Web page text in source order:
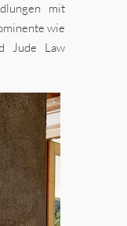
mit
wie
Jude Law